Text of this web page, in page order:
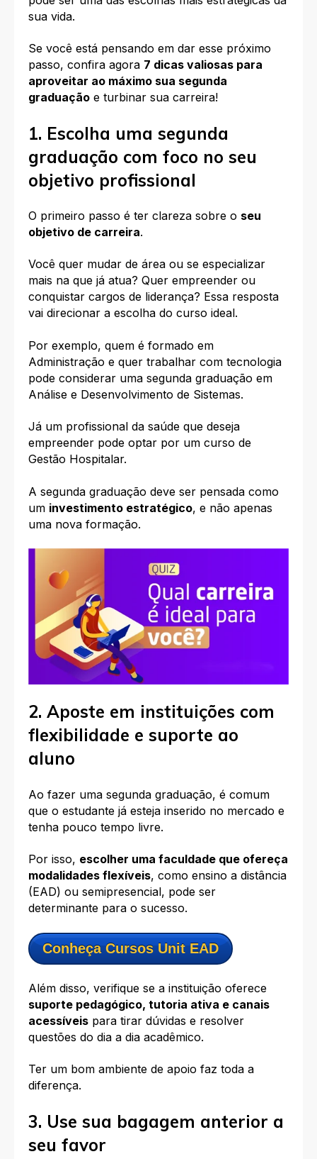
sua vida.
Se você está pensando em dar esse próximo
passo, confira agora 7 dicas valiosas para
aproveitar ao máximo sua segunda
graduação e turbinar sua carreira!
1. Escolha uma segunda
graduação com foco no seu
objetivo profissional
O primeiro passo é ter clareza sobre o seu
objetivo de carreira.
Você quer mudar de área ou se especializar
mais na que já atua? Quer empreender ou
conquistar cargos de liderança? Essa resposta
vai direcionar a escolha do curso ideal.
Por exemplo, quem é formado em
Administração e quer trabalhar com tecnologia
pode considerar uma segunda graduação em
Análise e Desenvolvimento de Sistemas.
Já um profissional da saúde que deseja
empreender pode optar por um curso de
Gestão Hospitalar.
A segunda graduação deve ser pensada como
um investimento estratégico, e não apenas
uma nova formação.
2. Aposte em instituições com
flexibilidade e suporte ao
aluno
Ao fazer uma segunda graduação, é comum
que o estudante já esteja inserido no mercado e
tenha pouco tempo livre.
Por isso, escolher uma faculdade que ofereça
modalidades flexíveis, como ensino a distância
(EAD) ou semipresencial, pode ser
determinante para o sucesso.
Conheça Cursos Unit EAD
Além disso, verifique se a instituição oferece
suporte pedagógico, tutoria ativa e canais
acessíveis para tirar dúvidas e resolver
questões do dia a dia acadêmico.
Ter um bom ambiente de apoio faz toda a
diferença.
3. Use sua bagagem anterior a
seu favor